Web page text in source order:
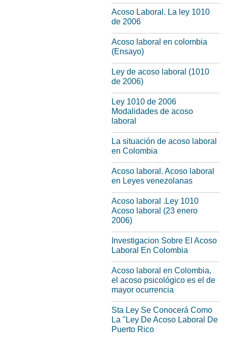
Acoso Laboral. La ley 1010
de 2006
Acoso laboral en colombia
(Ensayo)
Ley de acoso laboral (1010
de 2006)
Ley 1010 de 2006
Modalidades de acoso
laboral
La situación de acoso laboral
en Colombia
Acoso laboral. Acoso laboral
en Leyes venezolanas
Acoso laboral .Ley 1010
Acoso laboral (23 enero
2006)
Investigacion Sobre El Acoso
Laboral En Colombia
Acoso laboral en Colombia,
el acoso psicológico es el de
mayor ocurrencia
Sta Ley Se Conocerá Como
La "Ley De Acoso Laboral De
Puerto Rico